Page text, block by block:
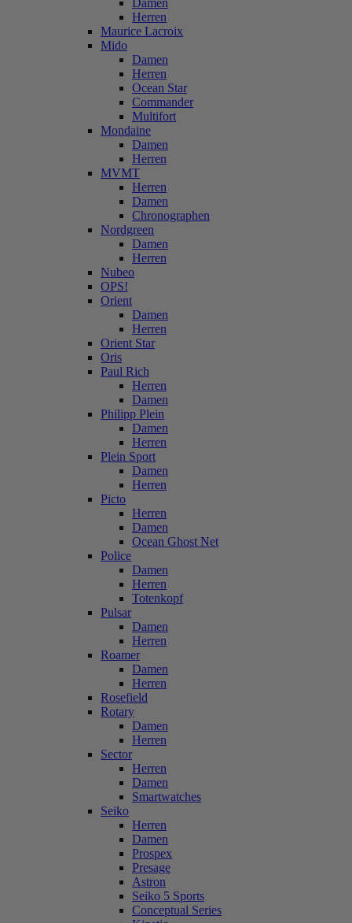
Damen
Herren
Maurice Lacroix
Mido
Damen
Herren
Ocean Star
Commander
Multifort
Mondaine
Damen
Herren
MVMT
Herren
Damen
Chronographen
Nordgreen
Damen
Herren
Nubeo
OPS!
Orient
Damen
Herren
Orient Star
Oris
Paul Rich
Herren
Damen
Philipp Plein
Damen
Herren
Plein Sport
Damen
Herren
Picto
Herren
Damen
Ocean Ghost Net
Police
Damen
Herren
Totenkopf
Pulsar
Damen
Herren
Roamer
Damen
Herren
Rosefield
Rotary
Damen
Herren
Sector
Herren
Damen
Smartwatches
Seiko
Herren
Damen
Prospex
Presage
Astron
Seiko 5 Sports
Conceptual Series